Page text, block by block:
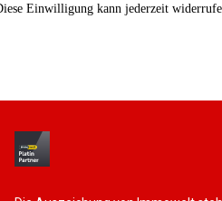
Einwilligung kann jederzeit